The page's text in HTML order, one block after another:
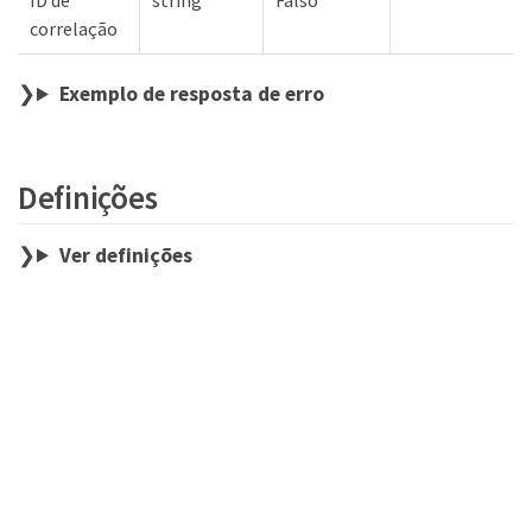
correlação
Exemplo de resposta de erro
Definições
Ver definições